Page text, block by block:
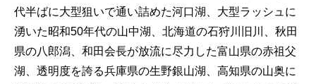
代半ばに大型狙いで通い詰めた河口湖、大型ラッシュに
湧いた昭和50年代の山中湖、北海道の石狩川旧川、秋田
県の八郎潟、和田会長が放流に尽力した富山県の赤祖父
湖、透明度を誇る兵庫県の生野銀山湖、高知県の山奥に